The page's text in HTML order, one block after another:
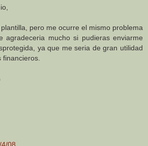
pero me ocurre el mismo problema
agradeceria mucho si pudieras enviarme
ya que me seria de gran utilidad
4/08